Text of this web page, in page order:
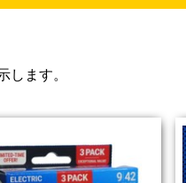
します。